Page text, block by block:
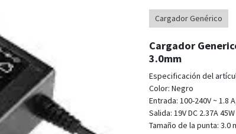
Cargador Genérico
Cargador
3.0mm
Especificación del
Color: Negro
Entrada: 100-240V ~ 1.8
Salida: 19V DC 2.37A
Tamaño de la punta: 3.0